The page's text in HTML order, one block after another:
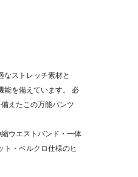
ストレッチ素材と
能を備えています。 必
えたこの万能パンツ
ウエストバンド・一体
ト・ベルクロ仕様のヒ